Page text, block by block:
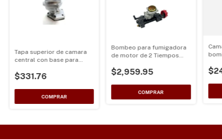
Tapa superior de camara
central con base para
fumigadora 4 Tiempos
$331.76
Bombeo para fumigadora
de motor de 2 Tiempos
$2,959.95